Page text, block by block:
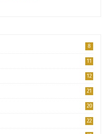
8
11
12
21
20
22